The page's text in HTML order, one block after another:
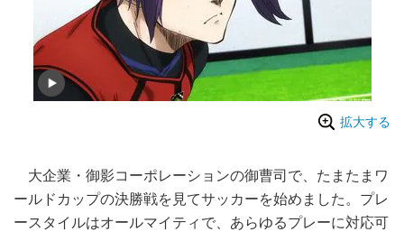
拡大する
大企業・御影コーポレーションの御曹司で、たまたまワ
ールドカップの決勝戦を見てサッカーを始めました。プレ
ースタイルはオールマイティで、あらゆるプレーに対応可